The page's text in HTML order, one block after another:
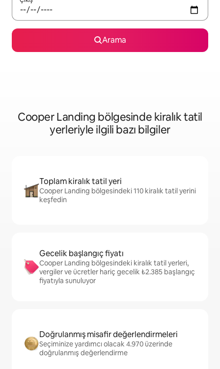
Arama
Cooper Landing bölgesinde kiralık tatil
yerleriyle ilgili bazı bilgiler
Toplam kiralık tatil yeri
Cooper Landing bölgesindeki 110 kiralık tatil yerini
keşfedin
Gecelik başlangıç fiyatı
Cooper Landing bölgesindeki kiralık tatil yerleri,
vergiler ve ücretler hariç gecelik ₺2.385 başlangıç
fiyatıyla sunuluyor
Doğrulanmış misafir değerlendirmeleri
Seçiminize yardımcı olacak 4.970 üzerinde
doğrulanmış değerlendirme